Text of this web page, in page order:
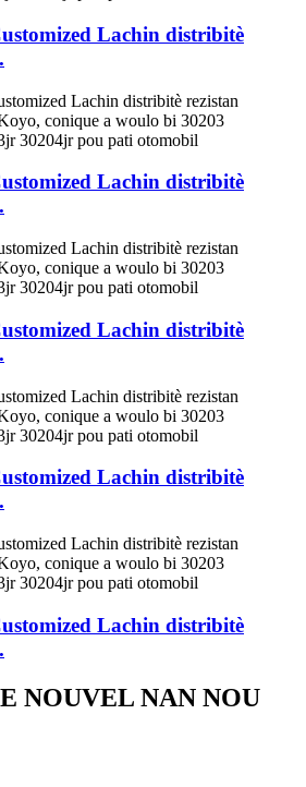
Lachin distribitè
Lachin distribitè
Lachin distribitè
Lachin distribitè
Lachin distribitè
NOUVEL NAN NOU